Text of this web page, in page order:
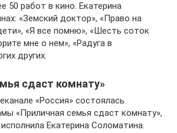
50 работ в кино. Екатерина
«Земский доктор», «Право на
«Я все помню», «Шесть соток
мне о нем», «Радуга в
других.
сдаст комнату»
«Россия» состоялась
«Приличная семья сдаст комнату»,
Екатерина Соломатина.